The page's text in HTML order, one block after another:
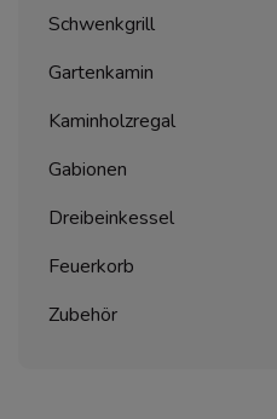
Schwenkgrill
Gartenkamin
Kaminholzregal
Gabionen
Dreibeinkessel
Feuerkorb
Zubehör